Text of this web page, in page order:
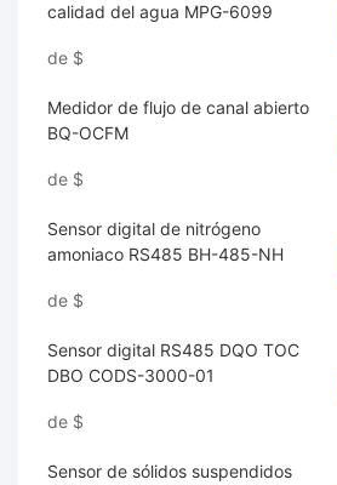
calidad del agua MPG-6099
de $
Medidor de flujo de canal abierto
BQ-OCFM
de $
Sensor digital de nitrógeno
amoniaco RS485 BH-485-NH
de $
Sensor digital RS485 DQO TOC
DBO CODS-3000-01
de $
Sensor de sólidos suspendidos